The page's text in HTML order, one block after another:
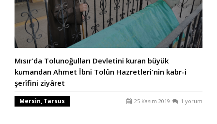
Mısır'da Tolunoğulları Devletini kuran büyük
kumandan Ahmet İbni Tolûn Hazretleri'nin kabr-i
şerîfini ziyâret
Mersin, Tarsus 25 Kasım 2019 1 yorum